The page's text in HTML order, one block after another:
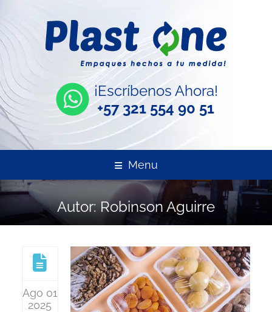
¡Escríbenos Ahora!
+57 321 554 90 51
Menu
Autor:Robinson Aguirre
Ago 01
2025